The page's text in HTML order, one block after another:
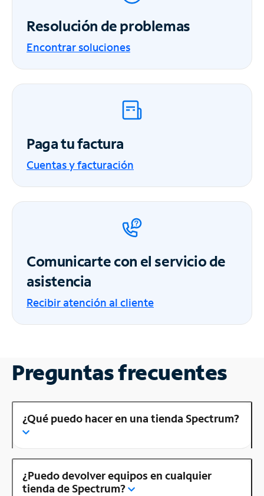
Resolución de problemas
Encontrar soluciones
Paga tu factura
Cuentas y facturación
Comunicarte con el servicio de
asistencia
Recibir atención al cliente
Preguntas frecuentes
¿Qué puedo hacer en una tienda Spectrum?
¿Puedo devolver equipos en cualquier
tienda de Spectrum?